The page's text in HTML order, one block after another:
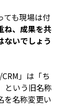
ても現場は付
ね、成果を共
ないでしょう
」は「ち
という旧名称
を名称変更い